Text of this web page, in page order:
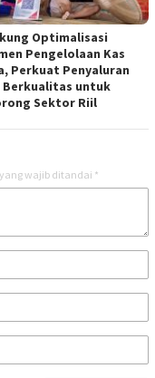
Optimalisasi
Pengelolaan Kas
Perkuat Penyaluran
untuk
Sektor Riil
yang wajib ditandai *